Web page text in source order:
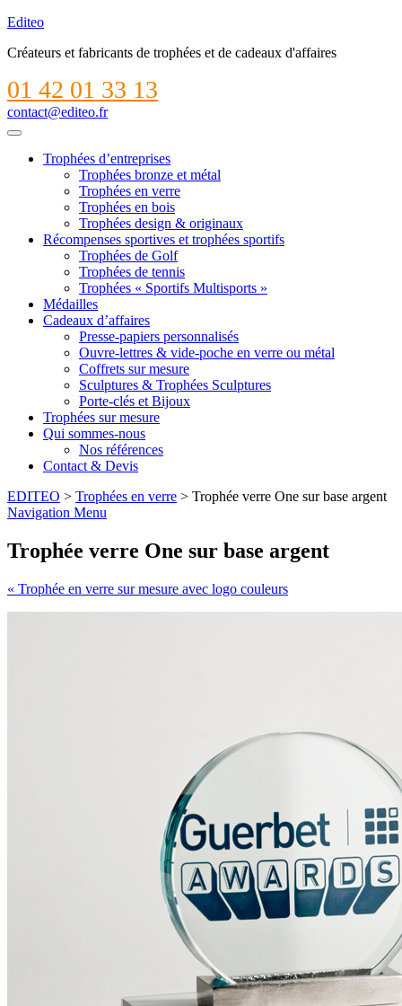
Editeo
Créateurs et fabricants de trophées et de cadeaux d'affaires
01 42 01 33 13
contact@editeo.fr
Trophées d’entreprises
Trophées bronze et métal
Trophées en verre
Trophées en bois
Trophées design & originaux
Récompenses sportives et trophées sportifs
Trophées de Golf
Trophées de tennis
Trophées « Sportifs Multisports »
Médailles
Cadeaux d’affaires
Presse-papiers personnalisés
Ouvre-lettres & vide-poche en verre ou métal
Coffrets sur mesure
Sculptures & Trophées Sculptures
Porte-clés et Bijoux
Trophées sur mesure
Qui sommes-nous
Nos références
Contact & Devis
EDITEO > Trophées en verre > Trophée verre One sur base argent
Navigation Menu
Trophée verre One sur base argent
« Trophée en verre sur mesure avec logo couleurs